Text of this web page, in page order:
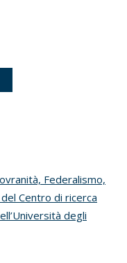
Federalismo,
Centro di ricerca
degli